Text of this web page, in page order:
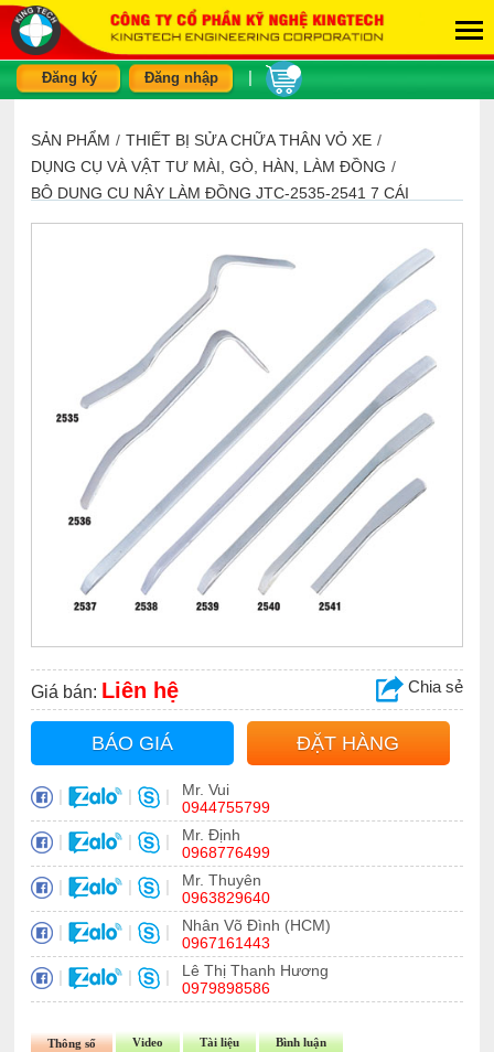
Đăng ký Đăng nhập
SẢN PHẨM / THIẾT BỊ SỬA CHỮA THÂN VỎ XE /
DỤNG CỤ VÀ VẬT TƯ MÀI, GÒ, HÀN, LÀM ĐỒNG /
BỘ DỤNG CỤ NẬY LÀM ĐỒNG JTC-2535-2541 7 CÁI
Giá bán: Liên hệ Chia sẻ
BÁO GIÁ ĐẶT HÀNG
| | |
Mr. Vui
0944755799
| | |
Mr. Định
0968776499
| | |
Mr. Thuyên
0963829640
| | |
Nhân Võ Đình (HCM)
0967161443
| | |
Lê Thị Thanh Hương
0979898586
Thông số Video Tài liệu Bình luận